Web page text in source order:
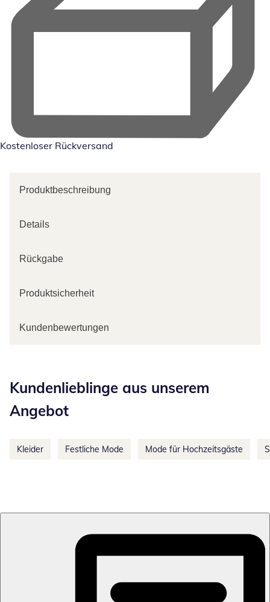
Kostenloser Rückversand
Produktbeschreibung
Details
Rückgabe
Produktsicherheit
Kundenbewertungen
Kundenlieblinge aus unserem
Angebot
Kleider Festliche Mode Mode für Hochzeitsgäste